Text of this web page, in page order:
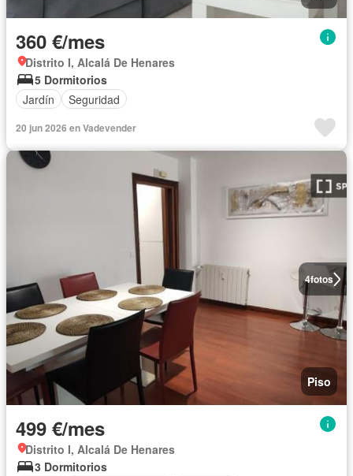
360 €/mes
Distrito I, Alcalá De Henares
5 Dormitorios
Jardín
Seguridad
20 jun 2026 en Vadevender
4fotos
Piso
499 €/mes
Distrito I, Alcalá De Henares
3 Dormitorios